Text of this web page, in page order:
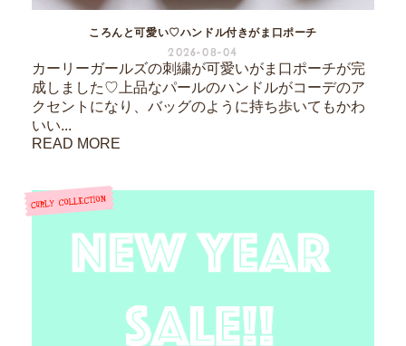
ころんと可愛い♡ハンドル付きがま口ポーチ
2026-08-04
カーリーガールズの刺繍が可愛いがま口ポーチが完
成しました♡上品なパールのハンドルがコーデのア
クセントになり、バッグのように持ち歩いてもかわ
いい...
READ MORE